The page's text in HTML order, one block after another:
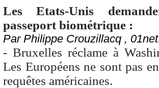
Les Etats-Unis
passeport biométrique :
Par Philippe Crouzillacq ,
- Bruxelles réclame à
Les Européens ne sont pas
requêtes américaines.